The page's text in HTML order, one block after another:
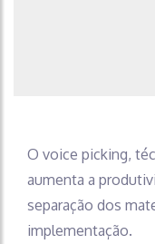
O voice picking,
aumenta a
separação dos
implementação.